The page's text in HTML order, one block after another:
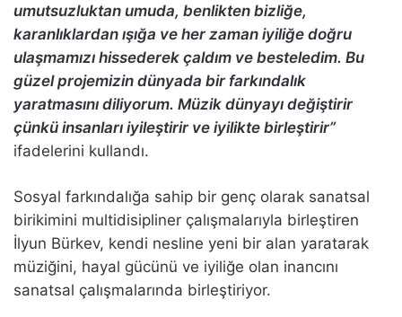
umutsuzluktan umuda, benlikten bizliğe,
karanlıklardan ışığa ve her zaman iyiliğe doğru
ulaşmamızı hissederek çaldım ve besteledim. Bu
güzel projemizin dünyada bir farkındalık
yaratmasını diliyorum. Müzik dünyayı değiştirir
çünkü insanları iyileştirir ve iyilikte birleştirir”
ifadelerini kullandı.
Sosyal farkındalığa sahip bir genç olarak sanatsal
birikimini multidisipliner çalışmalarıyla birleştiren
İlyun Bürkev, kendi nesline yeni bir alan yaratarak
müziğini, hayal gücünü ve iyiliğe olan inancını
sanatsal çalışmalarında birleştiriyor.